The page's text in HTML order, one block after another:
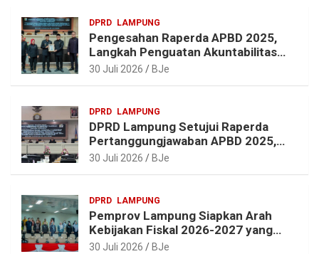
DPRD LAMPUNG
Pengesahan Raperda APBD 2025,
Langkah Penguatan Akuntabilitas
dan Pembangunan Lampung
30 Juli 2026 BJe
DPRD LAMPUNG
DPRD Lampung Setujui Raperda
Pertanggungjawaban APBD 2025,
Beri Sejumlah Rekomendasi
30 Juli 2026 BJe
DPRD LAMPUNG
Pemprov Lampung Siapkan Arah
Kebijakan Fiskal 2026-2027 yang
Realistis dan Berkelanjutan
30 Juli 2026 BJe